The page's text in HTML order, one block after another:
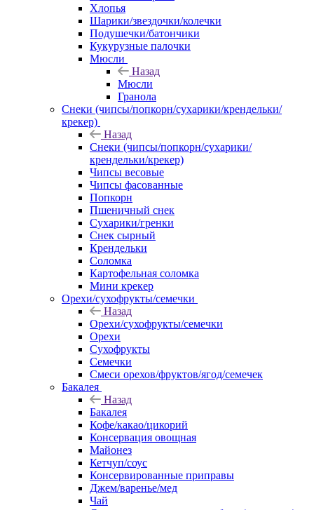
Хлопья
Шарики/звездочки/колечки
Подушечки/батончики
Кукурузные палочки
Мюсли
Назад
Мюсли
Гранола
Снеки (чипсы/попкорн/сухарики/крендельки/
крекер)
Назад
Снеки (чипсы/попкорн/сухарики/
крендельки/крекер)
Чипсы весовые
Чипсы фасованные
Попкорн
Пшеничный снек
Сухарики/гренки
Снек сырный
Крендельки
Соломка
Картофельная соломка
Мини крекер
Орехи/сухофрукты/семечки
Назад
Орехи/сухофрукты/семечки
Орехи
Сухофрукты
Семечки
Смеси орехов/фруктов/ягод/семечек
Бакалея
Назад
Бакалея
Кофе/какао/цикорий
Консервация овощная
Майонез
Кетчуп/соус
Консервированные приправы
Джем/варенье/мед
Чай